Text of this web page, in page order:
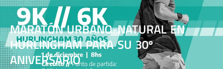
MARATÓN URBANO-NATURAL EN
HURLINGHAM PARA SU 30º
ANIVERSARIO